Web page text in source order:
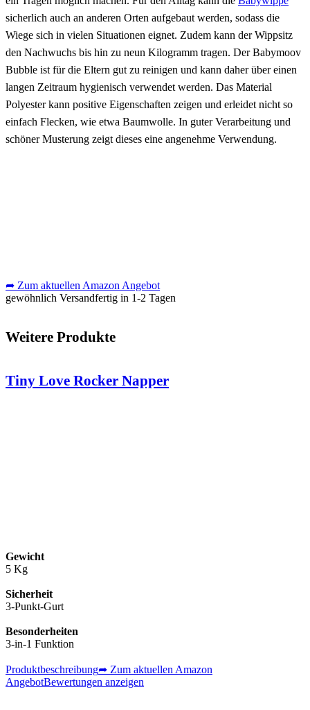
sicherlich auch an anderen Orten aufgebaut werden, sodass die
Wiege sich in vielen Situationen eignet. Zudem kann der Wippsitz
den Nachwuchs bis hin zu neun Kilogramm tragen. Der Babymoov
Bubble ist für die Eltern gut zu reinigen und kann daher über einen
langen Zeitraum hygienisch verwendet werden. Das Material
Polyester kann positive Eigenschaften zeigen und erleidet nicht so
einfach Flecken, wie etwa Baumwolle. In guter Verarbeitung und
schöner Musterung zeigt dieses eine angenehme Verwendung.
➦ Zum aktuellen Amazon Angebot
gewöhnlich Versandfertig in 1-2 Tagen
Weitere Produkte
Tiny Love Rocker Napper
Gewicht
5 Kg
Sicherheit
3-Punkt-Gurt
Besonderheiten
3-in-1 Funktion
Produktbeschreibung➦ Zum aktuellen Amazon
AngebotBewertungen anzeigen